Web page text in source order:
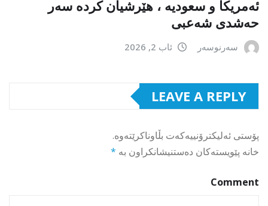
ئەمریکا و سعودیە ، هێرشیان کردە سەر
حەشدی شەعبی
سەرنوسەر ئاب 2, 2026
LEAVE A REPLY
پۆستی ئەلیکترۆنییەکەت بڵاوناکرێتەوە.
خانە پێویستەکان دەستنیشانکراون بە *
Comment